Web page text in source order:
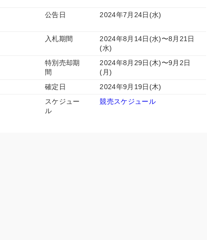
公告日 2024年7月24日(水)
入札期間
2024年8月14日(水)〜8月21日
(水)
特別売却期
間
2024年8月29日(木)〜9月2日
(月)
確定日
2024年9月19日(木)
スケジュー
ル
競売スケジュール